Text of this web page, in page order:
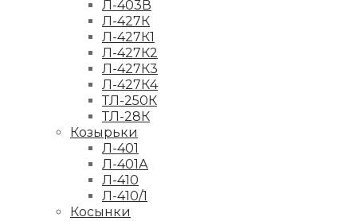
Л-403В
Л-427К
Л-427К1
Л-427К2
Л-427К3
Л-427К4
ТЛ-250К
ТЛ-28К
Козырьки
Л-401
Л-401А
Л-410
Л-410/1
Косынки